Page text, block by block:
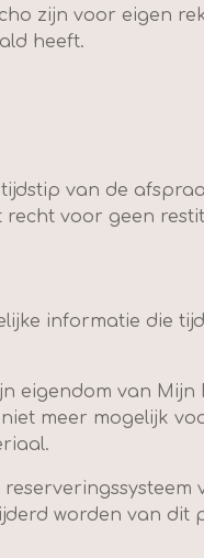
zijn voor eigen
heeft.
van de
voor geen
informatie die
eigendom van
meer mogelijk
worden van dit